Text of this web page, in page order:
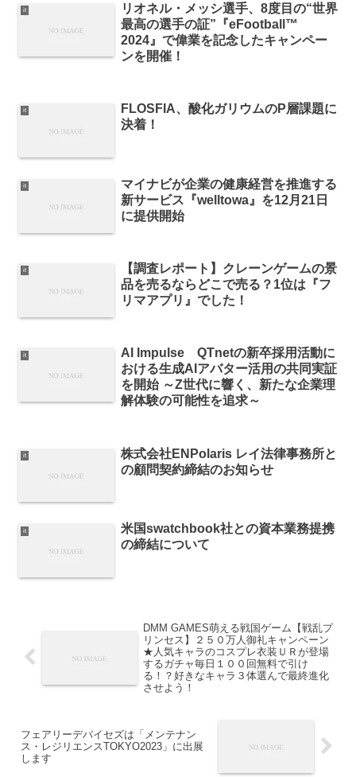
it
リオネル・メッシ選手、8度目の“世界
最高の選手の証”『eFootball™
2024』で偉業を記念したキャンペー
ンを開催！
it
FLOSFIA、酸化ガリウムのP層課題に
決着！
it
マイナビが企業の健康経営を推進する
新サービス『welltowa』を12月21日
に提供開始
it
【調査レポート】クレーンゲームの景
品を売るならどこで売る？1位は『フ
リマアプリ』でした！
it
AI Impulse QTnetの新卒採用活動に
おける生成AIアバター活用の共同実証
を開始 ～Z世代に響く、新たな企業理
解体験の可能性を追求～
it
株式会社ENPolaris レイ法律事務所と
の顧問契約締結のお知らせ
it
米国swatchbook社との資本業務提携
の締結について
DMM GAMES萌える戦国ゲーム【戦乱プ
リンセス】２５０万人御礼キャンペーン
★人気キャラのコスプレ衣装ＵＲが登場
するガチャ毎日１００回無料で引け
る！？好きなキャラ３体選んで最終進化
させよう！
フェアリーデバイセズは「メンテナン
ス・レジリエンスTOKYO2023」に出展
します